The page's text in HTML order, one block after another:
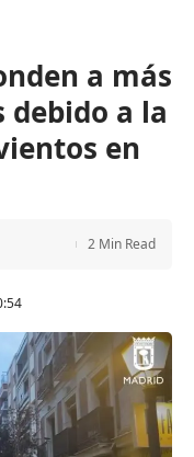
a más
debido a la
en
2 Min Read